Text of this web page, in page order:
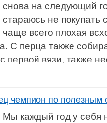
снова на следующий
стараюсь не покупать
чаще всего плохая
С перца также
вязи, также
чемпион по полезным
Мы каждый год у себя